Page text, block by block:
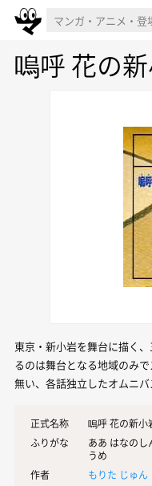
嗚呼 花の
東京・新小岩を舞台に描く
るのは舞台となる地域のみ
無い、各話独立したオムニバ
正式名称
嗚呼 花の新小
ふりがな
ああ はなのし
うめ
作者
もりた じゅん